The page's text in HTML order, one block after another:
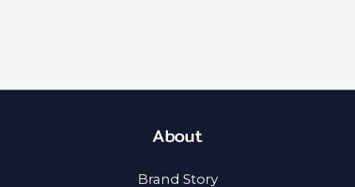
About
Brand Story